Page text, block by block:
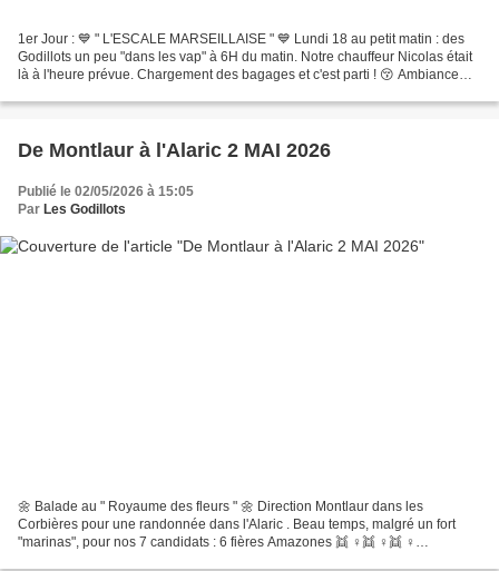
1er Jour : 💙 " L'ESCALE MARSEILLAISE " 💙 Lundi 18 au petit matin : des
Godillots un peu "dans les vap" à 6H du matin. Notre chauffeur Nicolas était
là à l'heure prévue. Chargement des bagages et c'est parti ! 😚 Ambiance
De Montlaur à l'Alaric 2 MAI 2026
Publié le 02/05/2026 à 15:05
Par Les Godillots
🌼 Balade au " Royaume des fleurs " 🌼 Direction Montlaur dans les
Corbières pour une randonnée dans l'Alaric . Beau temps, malgré un fort
"marinas", pour nos 7 candidats : 6 fières Amazones 👯 ♀️👯 ♀️👯 ♀️